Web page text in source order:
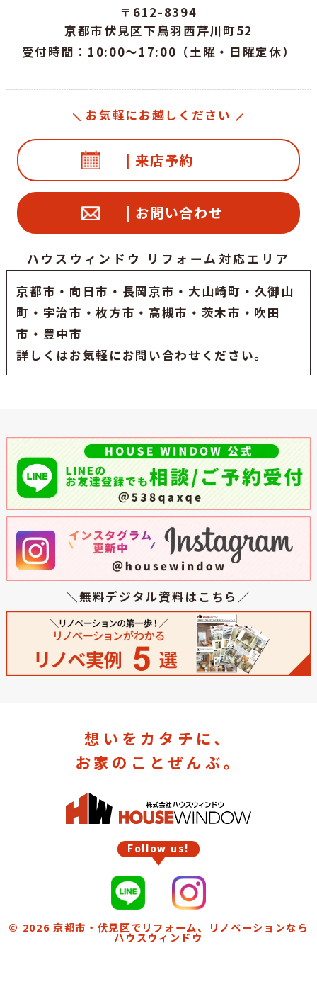
〒612-8394
京都市伏見区下鳥羽西芹川町52
受付時間：10:00～17:00（土曜・日曜定休）
お気軽にお越しください
| 来店予約
| お問い合わせ
ハウスウィンドウ リフォーム対応エリア
京都市 ・ 向日市 ・ 長岡京市 ・大山崎町・久御山
町・ 宇治市 ・枚方市・高槻市・茨木市・吹田
市・豊中市
詳しくはお気軽にお問い合わせください。
＼無料デジタル資料はこちら／
想いをカタチに、
お家のことぜんぶ。
Follow us!
© 2026京都市・伏見区でリフォーム、リノベーションなら
ハウスウィンドウ